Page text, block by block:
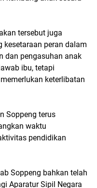
tersebut juga
kesetaraan peran dalam
dan pengasuhan anak
ibu, tetapi
keterlibatan
Soppeng terus
waktu
pendidikan
Soppeng bahkan telah
Aparatur Sipil Negara